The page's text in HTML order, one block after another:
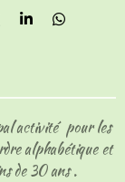
P
g
r
P
g
r
activité pour les
alphabétique et
de 30 ans .